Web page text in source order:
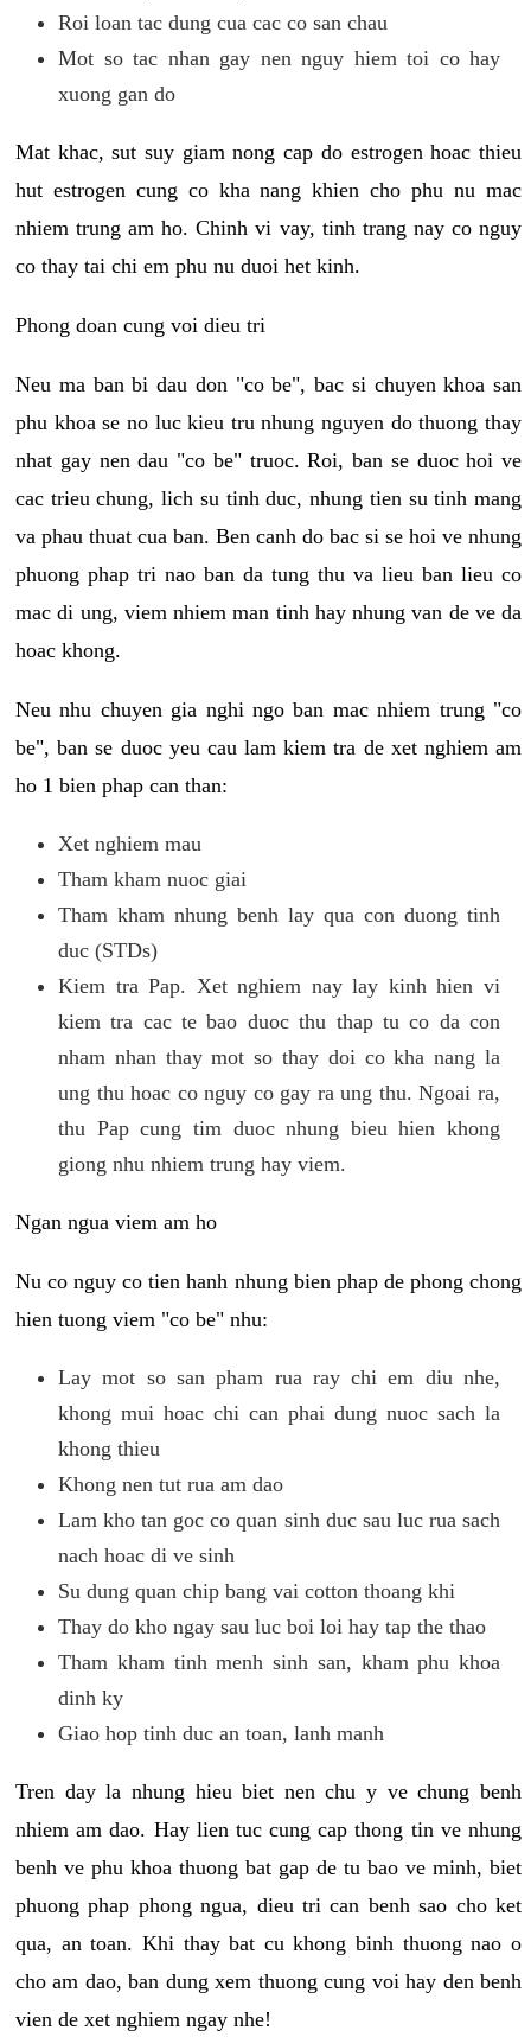
Roi loan tac dung cua cac co san chau
Mot so tac nhan gay nen nguy hiem toi co hay
xuong gan do
Mat khac, sut suy giam nong cap do estrogen hoac thieu
hut estrogen cung co kha nang khien cho phu nu mac
nhiem trung am ho. Chinh vi vay, tinh trang nay co nguy
co thay tai chi em phu nu duoi het kinh.
Phong doan cung voi dieu tri
Neu ma ban bi dau don "co be", bac si chuyen khoa san
phu khoa se no luc kieu tru nhung nguyen do thuong thay
nhat gay nen dau "co be" truoc. Roi, ban se duoc hoi ve
cac trieu chung, lich su tinh duc, nhung tien su tinh mang
va phau thuat cua ban. Ben canh do bac si se hoi ve nhung
phuong phap tri nao ban da tung thu va lieu ban lieu co
mac di ung, viem nhiem man tinh hay nhung van de ve da
hoac khong.
Neu nhu chuyen gia nghi ngo ban mac nhiem trung "co
be", ban se duoc yeu cau lam kiem tra de xet nghiem am
ho 1 bien phap can than:
Xet nghiem mau
Tham kham nuoc giai
Tham kham nhung benh lay qua con duong tinh
duc (STDs)
Kiem tra Pap. Xet nghiem nay lay kinh hien vi
kiem tra cac te bao duoc thu thap tu co da con
nham nhan thay mot so thay doi co kha nang la
ung thu hoac co nguy co gay ra ung thu. Ngoai ra,
thu Pap cung tim duoc nhung bieu hien khong
giong nhu nhiem trung hay viem.
Ngan ngua viem am ho
Nu co nguy co tien hanh nhung bien phap de phong chong
hien tuong viem "co be" nhu:
Lay mot so san pham rua ray chi em diu nhe,
khong mui hoac chi can phai dung nuoc sach la
khong thieu
Khong nen tut rua am dao
Lam kho tan goc co quan sinh duc sau luc rua sach
nach hoac di ve sinh
Su dung quan chip bang vai cotton thoang khi
Thay do kho ngay sau luc boi loi hay tap the thao
Tham kham tinh menh sinh san, kham phu khoa
dinh ky
Giao hop tinh duc an toan, lanh manh
Tren day la nhung hieu biet nen chu y ve chung benh
nhiem am dao. Hay lien tuc cung cap thong tin ve nhung
benh ve phu khoa thuong bat gap de tu bao ve minh, biet
phuong phap phong ngua, dieu tri can benh sao cho ket
qua, an toan. Khi thay bat cu khong binh thuong nao o
cho am dao, ban dung xem thuong cung voi hay den benh
vien de xet nghiem ngay nhe!